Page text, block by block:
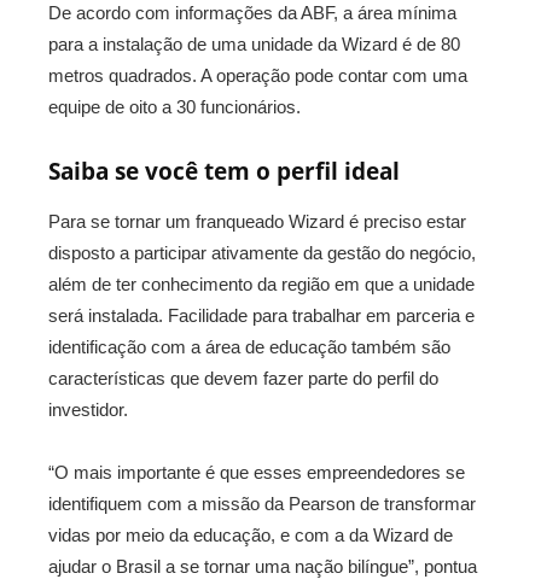
De acordo com informações da ABF, a área mínima
para a instalação de uma unidade da Wizard é de 80
metros quadrados. A operação pode contar com uma
equipe de oito a 30 funcionários.
Saiba se você tem o perfil ideal
Para se tornar um franqueado Wizard é preciso estar
disposto a participar ativamente da gestão do negócio,
além de ter conhecimento da região em que a unidade
será instalada. Facilidade para trabalhar em parceria e
identificação com a área de educação também são
características que devem fazer parte do perfil do
investidor.
“O mais importante é que esses empreendedores se
identifiquem com a missão da Pearson de transformar
vidas por meio da educação, e com a da Wizard de
ajudar o Brasil a se tornar uma nação bilíngue”, pontua